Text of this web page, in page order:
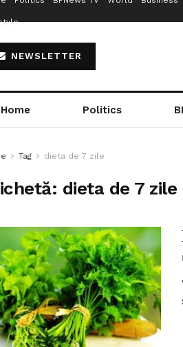
NEWSLETTER
Home Politics
Tag dieta de 7 zile
dieta de 7 zile